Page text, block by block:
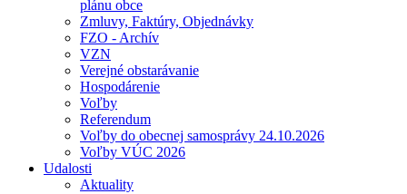
plánu obce
Zmluvy, Faktúry, Objednávky
FZO - Archív
VZN
Verejné obstarávanie
Hospodárenie
Voľby
Referendum
Voľby do obecnej samosprávy 24.10.2026
Voľby VÚC 2026
Udalosti
Aktuality